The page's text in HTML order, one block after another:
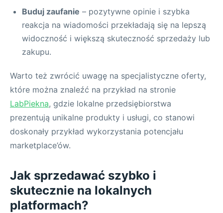
Buduj zaufanie – pozytywne opinie i szybka
reakcja na wiadomości przekładają się na lepszą
widoczność i większą skuteczność sprzedaży lub
zakupu.
Warto też zwrócić uwagę na specjalistyczne oferty,
które można znaleźć na przykład na stronie
LabPiekna, gdzie lokalne przedsiębiorstwa
prezentują unikalne produkty i usługi, co stanowi
doskonały przykład wykorzystania potencjału
marketplace’ów.
Jak sprzedawać szybko i
skutecznie na lokalnych
platformach?